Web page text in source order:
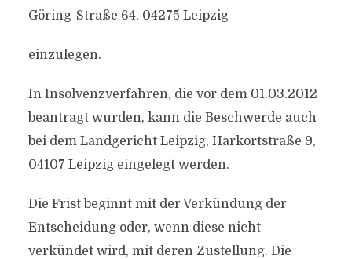
Göring-Straße 64, 04275 Leipzig
einzulegen.
In Insolvenzverfahren, die vor dem 01.03.2012
beantragt wurden, kann die Beschwerde auch
bei dem Landgericht Leipzig, Harkortstraße 9,
04107 Leipzig eingelegt werden.
Die Frist beginnt mit der Verkündung der
Entscheidung oder, wenn diese nicht
verkündet wird, mit deren Zustellung. Die